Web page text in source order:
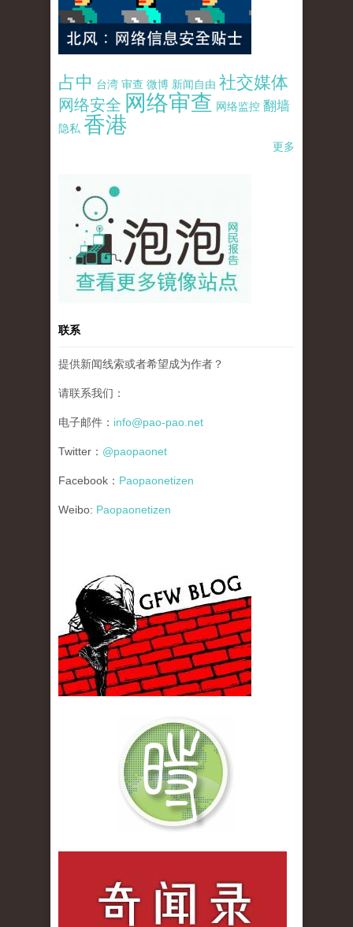
占中 台湾 审查 微博 新闻自由 社交媒体
网络安全 网络审查 网络监控 翻墙
隐私 香港
更多
pao-pao-banner-mirror-site-120814.jpg
联系
提供新闻线索或者希望成为作者？
请联系我们：
电子邮件： info@pao-pao.net
Twitter： @paopaonet
Facebook： Paopaonetizen
Weibo: Paopaonetizen
gfw_blog_small.jpg